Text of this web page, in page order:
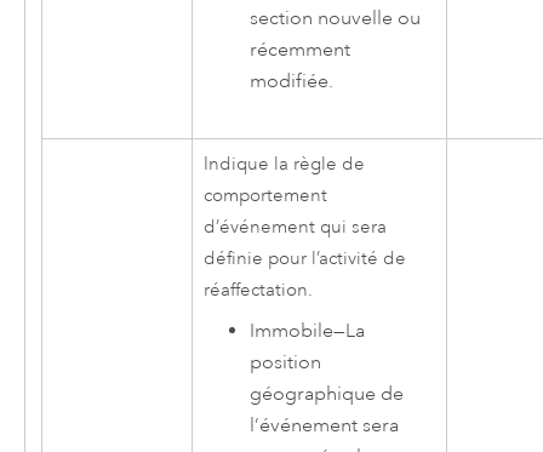
section nouvelle ou
récemment
modifiée.
Indique la règle de
comportement
d’événement qui sera
définie pour l’activité de
réaffectation.
Immobile—La
position
géographique de
l’événement sera